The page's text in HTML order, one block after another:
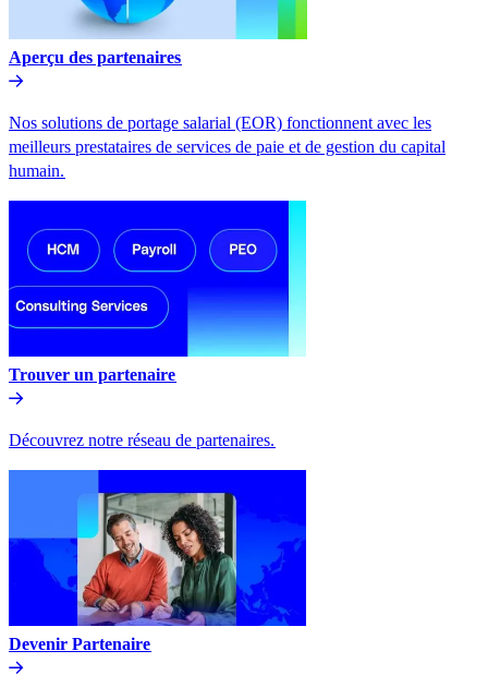
Aperçu des partenaires​​
Nos solutions de portage salarial (EOR) fonctionnent avec les
meilleurs prestataires de services de paie et de gestion du capital
humain.​​
Trouver un partenaire​​
Découvrez notre réseau de partenaires.​​
Devenir Partenaire​​